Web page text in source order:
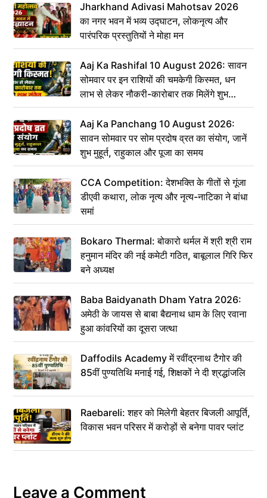
Jharkhand Adivasi Mahotsav 2026
का नगर भवन में भव्य उद्घाटन, लोकनृत्य और
पारंपरिक प्रस्तुतियों ने मोहा मन
Aaj Ka Rashifal 10 August 2026: सावन
सोमवार पर इन राशियों की चमकेगी किस्मत, धन
लाभ से लेकर नौकरी-कारोबार तक मिलेंगे शुभ
संकेत
Aaj Ka Panchang 10 August 2026:
सावन सोमवार पर सोम प्रदोष व्रत का संयोग, जानें
शुभ मुहूर्त, राहुकाल और पूजा का समय
CCA Competition: देशभक्ति के गीतों से गूंजा
डीएवी कथारा, लोक नृत्य और नृत्य-नाटिका ने बांधा
समां
Bokaro Thermal: बोकारो थर्मल में श्री श्री राम
हनुमान मंदिर की नई कमेटी गठित, बाबूलाल गिरि फिर
बने अध्यक्ष
Baba Baidyanath Dham Yatra 2026:
अमेठी के जायस से बाबा बैद्यनाथ धाम के लिए रवाना
हुआ कांवरियों का दूसरा जत्था
Daffodils Academy में रवींद्रनाथ टैगोर की
85वीं पुण्यतिथि मनाई गई, शिक्षकों ने दी श्रद्धांजलि
Raebareli: शहर को मिलेगी बेहतर बिजली आपूर्ति,
विकास भवन परिसर में करोड़ों से बनेगा पावर प्लांट
Leave a Comment